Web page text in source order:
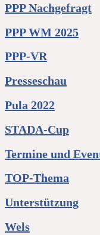
PPP Nachgefragt
PPP WM 2025
PPP-VR
Presseschau
Pula 2022
STADA-Cup
Termine und
TOP-Thema
Unterstützung
Wels